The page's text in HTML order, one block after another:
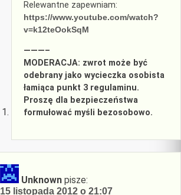
Relewantne zapewniam:
https://www.youtube.com/watch?
v=k12teOokSqM
———–
MODERACJA: zwrot może być
odebrany jako wycieczka osobista
łamiąca punkt 3 regulaminu.
Proszę dla bezpieczeństwa
formułować myśli bezosobowo.
Unknown pisze:
15 listopada 2012 o 21:07